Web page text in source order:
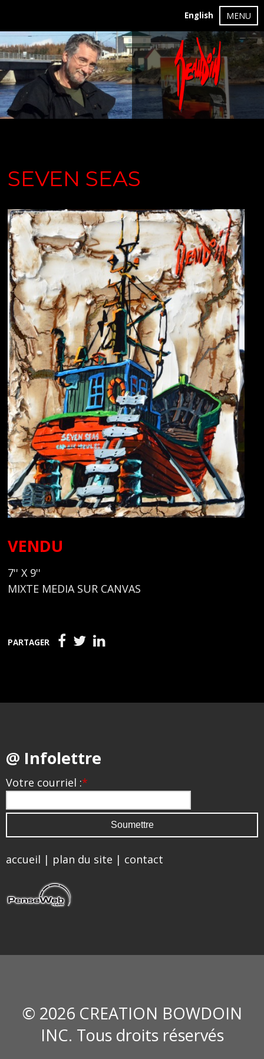
English MENU
SEVEN SEAS
VENDU
7'' X 9''
MIXTE MEDIA SUR CANVAS
PARTAGER
@ Infolettre
Votre courriel :*
accueil | plan du site | contact
© 2026 CREATION BOWDOIN
INC. Tous droits réservés